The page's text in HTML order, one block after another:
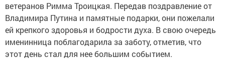
ветеранов Римма Троицкая. Передав поздравление от
Владимира Путина и памятные подарки, они пожелали
ей крепкого здоровья и бодрости духа. В свою очередь
именинница поблагодарила за заботу, отметив, что
этот день стал для нее большим событием.